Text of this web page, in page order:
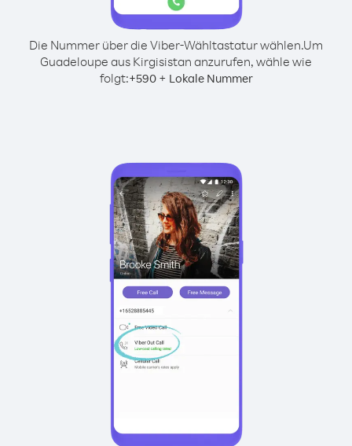
Die Nummer über die Viber-Wähltastatur wählen.Um
Guadeloupe aus Kirgisistan anzurufen, wähle wie
folgt:+590+ Lokale Nummer